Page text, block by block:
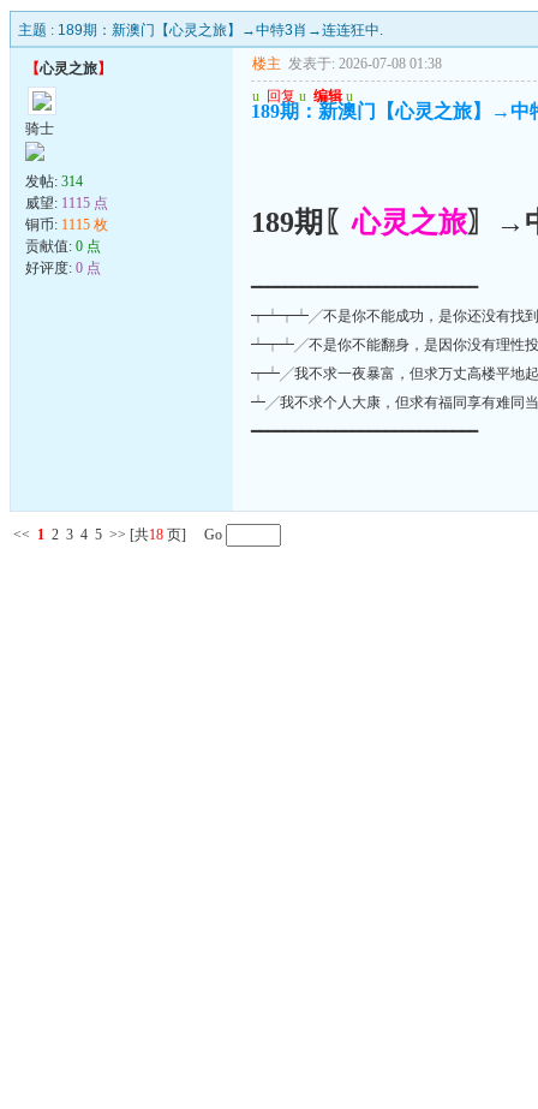
主题 : 189期：新澳门【心灵之旅】→中特3肖→连连狂中.
【心灵之旅】
骑士
发帖: 314
威望: 1115 点
铜币: 1115 枚
贡献值: 0 点
好评度: 0 点
楼主 发表于: 2026-07-08 01:38
u 回复 u 编辑 u
189期：新澳门【心灵之旅】→
189期〖心灵之旅〗→
━━━━━━━━━━━━━━━━━━━━━━━━━━━
┯┷┯┷╱不是你不能成功，是你还没有找
┷┯┷╱不是你不能翻身，是因你没有理性
┯┷╱我不求一夜暴富，但求万丈高楼平
┷╱我不求个人大康，但求有福同享有难
━━━━━━━━━━━━━━━━━━━━━━━━━━━
<< 1 2 3 4 5 >> [共18 页] Go